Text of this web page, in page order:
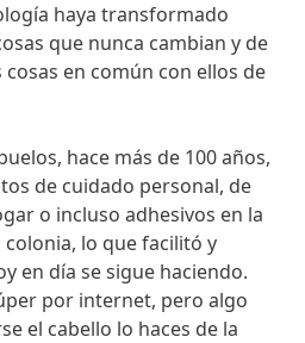
haya transformado
que nunca cambian y de
en común con ellos de
hace más de 100 años,
de cuidado personal, de
o incluso adhesivos en la
lo que facilitó y
en día se sigue haciendo.
por internet, pero algo
el cabello lo haces de la